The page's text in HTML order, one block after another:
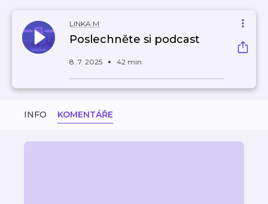
LINKA M
Poslechněte si podcast
8. 7. 2025 42 min
INFO KOMENTÁŘE